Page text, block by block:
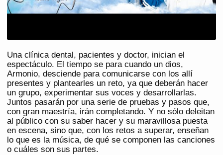
Una clínica dental, pacientes y doctor, inician el
espectáculo. El tiempo se para cuando un dios,
Armonio, desciende para comunicarse con los allí
presentes y plantearles un reto, ya que deberán hacer
un grupo, experimentar sus voces y desarrollarlas.
Juntos pasarán por una serie de pruebas y pasos que,
con gran maestría, irán completando. Y no sólo deleitan
al público con su saber hacer y su maravillosa puesta
en escena, sino que, con los retos a superar, enseñan
lo que es la música, de qué se componen las canciones
o cuáles son sus partes.